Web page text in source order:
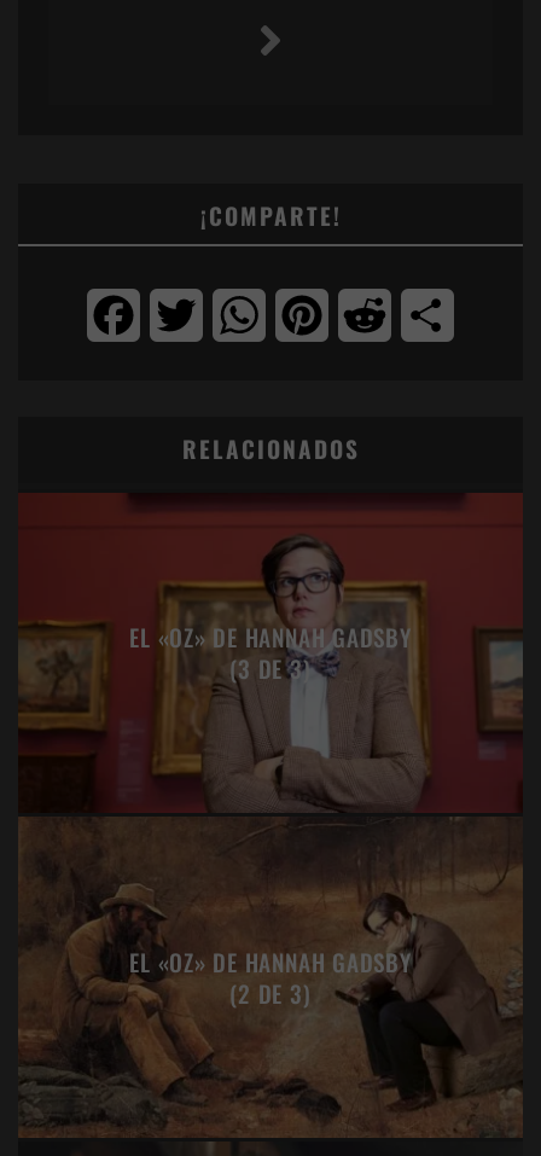
¡COMPARTE!
FacebookTwitter WhatsAppPinterest Reddit
RELACIONADOS
EL «OZ» DE HANNAH GADSBY
(3 DE 3)
EL «OZ» DE HANNAH GADSBY
(2 DE 3)